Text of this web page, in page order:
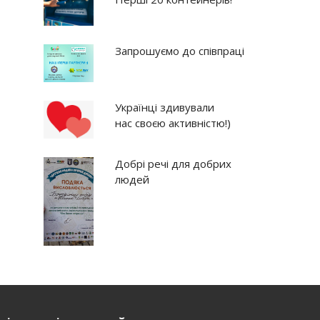
Запрошуємо до співпраці
Українці здивували
нас своєю активністю!)
Добрі речі для добрих
людей